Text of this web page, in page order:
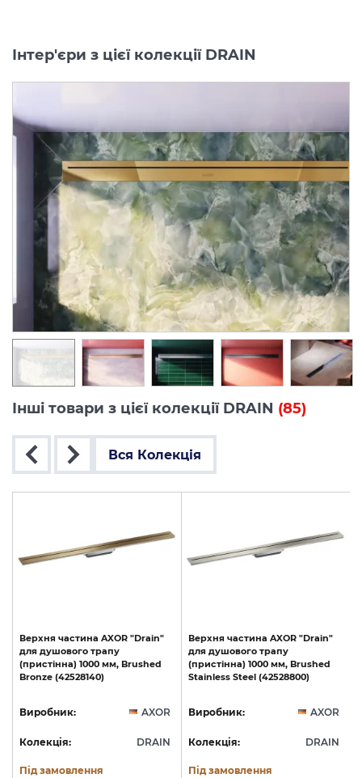
Інтер'єри з цієї колекції DRAIN
Інші товари з цієї колекції DRAIN (85)
Вся Колекція
Верхня частина AXOR "Drain"
для душового трапу
(пристінна) 1000 мм, Brushed
Bronze (42528140)
Виробник: AXOR
Колекція: DRAIN
Під замовлення
Верхня частина AXOR "Drain"
для душового трапу
(пристінна) 1000 мм, Brushed
Stainless Steel (42528800)
Виробник: AXOR
Колекція: DRAIN
Під замовлення